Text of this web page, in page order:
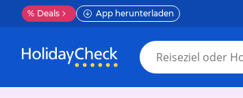
% Deals App herunterladen